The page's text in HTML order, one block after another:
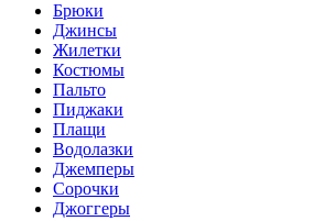
Брюки
Джинсы
Жилетки
Костюмы
Пальто
Пиджаки
Плащи
Водолазки
Джемперы
Сорочки
Джоггеры